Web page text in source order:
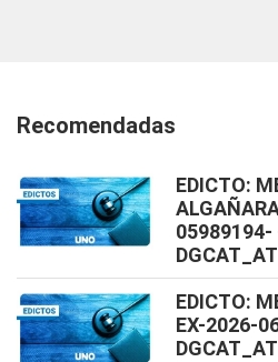
Recomendadas
EDICTO:
05989194-
EDICTO:
EX-2026-